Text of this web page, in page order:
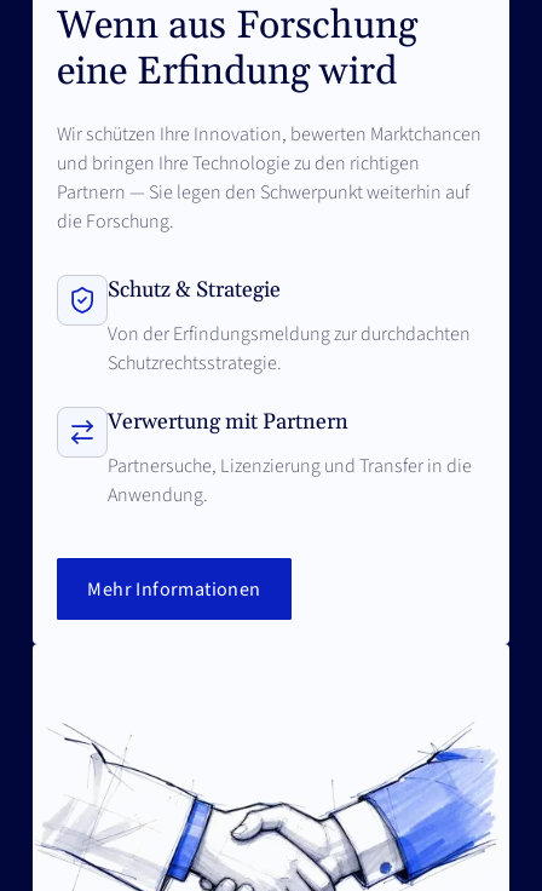
Wenn aus Forschung
eine Erfindung wird
Wir schützen Ihre Innovation, bewerten Marktchancen
und bringen Ihre Technologie zu den richtigen
Partnern — Sie legen den Schwerpunkt weiterhin auf
die Forschung.
Schutz & Strategie
Von der Erfindungsmeldung zur durchdachten
Schutzrechtsstrategie.
Verwertung mit Partnern
Partnersuche, Lizenzierung und Transfer in die
Anwendung.
Mehr Informationen